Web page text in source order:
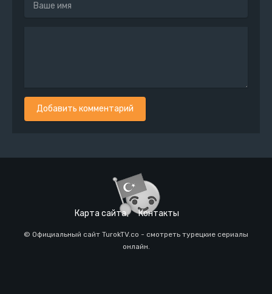
Добавить комментарий
Карта сайта Контакты
© Официальный сайт TurokTV.co - смотреть турецкие сериалы
онлайн.